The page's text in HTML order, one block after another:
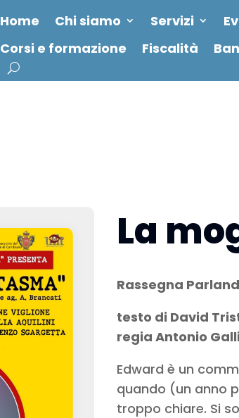
Home Chi siamo Servizi
Corsi e formazione
Fiscalità
La
Rassegna
testo di David
regia Antonio
Edward è un
quando (un anno
troppo chiare. Si